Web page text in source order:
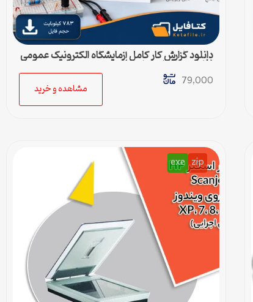
دانلود گزارش کار کامل آزمایشگاه الکترونیک عمومی
(فایل ورد قابل ویرایش)
79,000
مشاهده و خرید
zip
exe